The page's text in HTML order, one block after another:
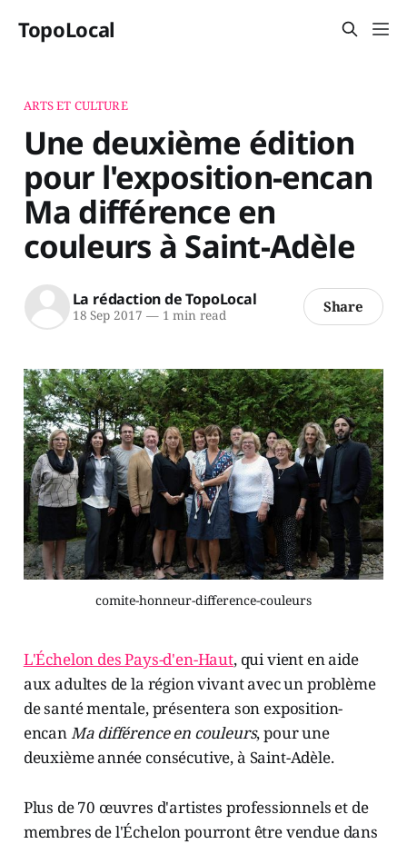
TopoLocal
ARTS ET CULTURE
Une deuxième édition
pour l'exposition-encan
Ma différence en
couleurs à Saint-Adèle
La rédaction de TopoLocal
18 Sep 2017 —1 min read Share
comite-honneur-difference-couleurs
L'Échelon des Pays-d'en-Haut, qui vient en aide
aux adultes de la région vivant avec un problème
de santé mentale, présentera son exposition-
encanMa différence en couleurs, pour une
deuxième année consécutive, à Saint-Adèle.
Plus de 70 œuvres d'artistes professionnels et de
membres de l'Échelon pourront être vendue dans